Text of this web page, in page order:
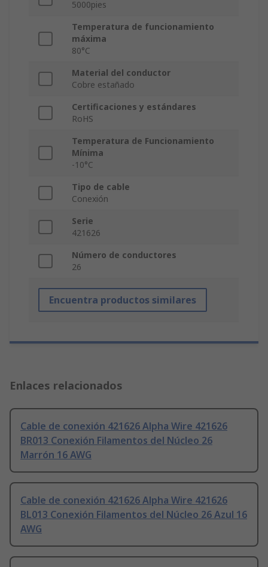
5000pies
Temperatura de funcionamiento
máxima
80°C
Material del conductor
Cobre estañado
Certificaciones y estándares
RoHS
Temperatura de Funcionamiento
Mínima
-10°C
Tipo de cable
Conexión
Serie
421626
Número de conductores
26
Encuentra productos similares
Enlaces relacionados
Cable de conexión 421626 Alpha Wire 421626
BR013 Conexión Filamentos del Núcleo 26
Marrón 16 AWG
Cable de conexión 421626 Alpha Wire 421626
BL013 Conexión Filamentos del Núcleo 26 Azul 16
AWG